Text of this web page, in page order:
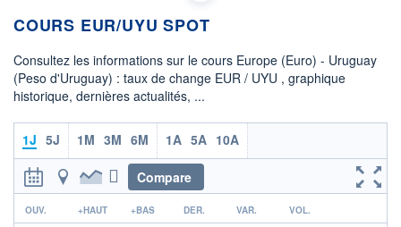
04h21
46,4
46,5
OUVERTURE
46,3925
CLÔTURE VEILLE
46,5065 46,3754
COURS EUR/UYU SPOT
Consultez les informations sur le cours Europe (Euro) - Uruguay
(Peso d'Uruguay) : taux de change EUR / UYU , graphique
historique, dernières actualités, ...
1J 5J 1M 3M 6M 1A 5A 10A
Compare
r
OUV. +HAUT +BAS DER. VAR. VOL.